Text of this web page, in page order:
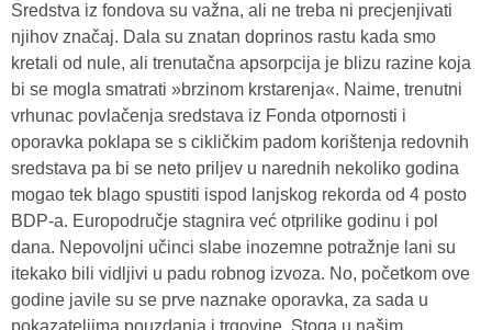
Sredstva iz fondova su važna, ali ne treba ni precjenjivati
njihov značaj. Dala su znatan doprinos rastu kada smo
kretali od nule, ali trenutačna apsorpcija je blizu razine koja
bi se mogla smatrati »brzinom krstarenja«. Naime, trenutni
vrhunac povlačenja sredstava iz Fonda otpornosti i
oporavka poklapa se s cikličkim padom korištenja redovnih
sredstava pa bi se neto priljev u narednih nekoliko godina
mogao tek blago spustiti ispod lanjskog rekorda od 4 posto
BDP-a. Europodručje stagnira već otprilike godinu i pol
dana. Nepovoljni učinci slabe inozemne potražnje lani su
itekako bili vidljivi u padu robnog izvoza. No, početkom ove
godine javile su se prve naznake oporavka, za sada u
pokazateljima pouzdanja i trgovine. Stoga u našim